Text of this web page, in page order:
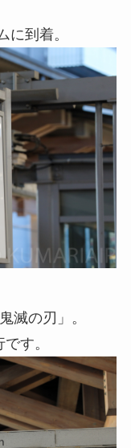
に到着。
滅の刃」。
す。